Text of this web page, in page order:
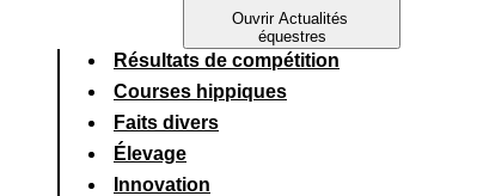
Ouvrir Actualités
équestres
Résultats de compétition
Courses hippiques
Faits divers
Élevage
Innovation